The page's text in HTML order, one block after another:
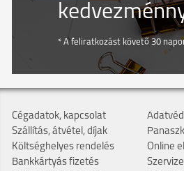
* A feliratkozást követő 30
Cégadatok, kapcsolat
Szállítás, átvétel, díjak
Költséghelyes rendelés
Bankkártyás fizetés
Online